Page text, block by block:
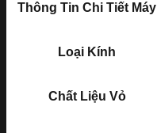
Thông Tin Chi Tiết Máy
Loại Kính
Chất Liệu Vỏ